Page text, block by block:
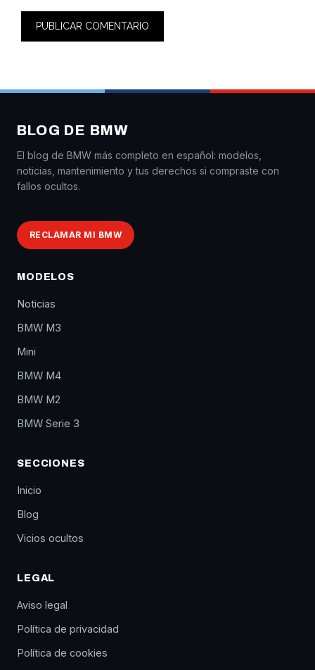
BLOG DE BMW
El blog de BMW más completo en español: modelos,
noticias, mantenimiento y tus derechos si compraste con
fallos ocultos.
RECLAMAR MI BMW
MODELOS
Noticias
BMW M3
Mini
BMW M4
BMW M2
BMW Serie 3
SECCIONES
Inicio
Blog
Vicios ocultos
LEGAL
Aviso legal
Política de privacidad
Política de cookies